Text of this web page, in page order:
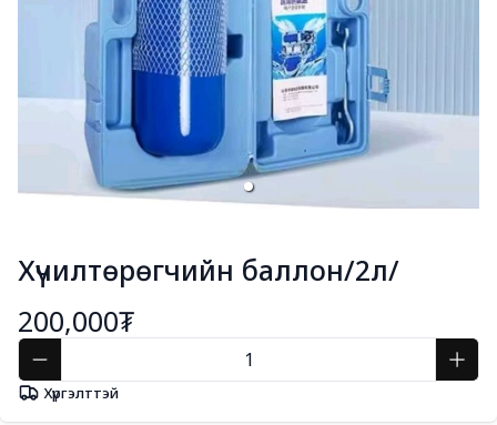
Хүчилтөрөгчийн баллон/2л/
200,000₮
Хүргэлттэй